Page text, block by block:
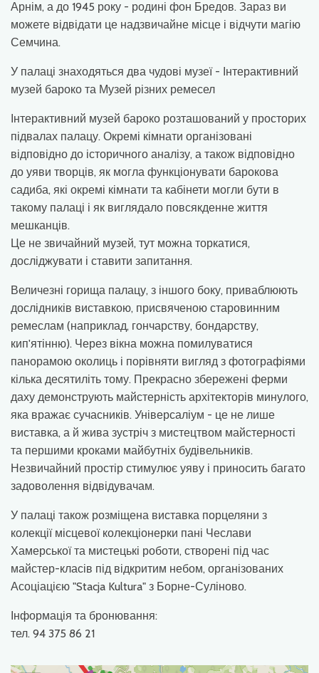
Арнім, а до 1945 року - родині фон Бредов. Зараз ви
можете відвідати це надзвичайне місце і відчути магію
Семчина.
У палаці знаходяться два чудові музеї - Інтерактивний
музей бароко та Музей різних ремесел
Інтерактивний музей бароко розташований у просторих
підвалах палацу. Окремі кімнати організовані
відповідно до історичного аналізу, а також відповідно
до уяви творців, як могла функціонувати барокова
садиба, які окремі кімнати та кабінети могли бути в
такому палаці і як виглядало повсякденне життя
мешканців.
Це не звичайний музей, тут можна торкатися,
досліджувати і ставити запитання.
Величезні горища палацу, з іншого боку, приваблюють
дослідників виставкою, присвяченою старовинним
ремеслам (наприклад, гончарству, бондарству,
кип'ятінню). Через вікна можна помилуватися
панорамою околиць і порівняти вигляд з фотографіями
кілька десятиліть тому. Прекрасно збережені ферми
даху демонструють майстерність архітекторів минулого,
яка вражає сучасників. Універсаліум - це не лише
виставка, а й жива зустріч з мистецтвом майстерності
та першими кроками майбутніх будівельників.
Незвичайний простір стимулює уяву і приносить багато
задоволення відвідувачам.
У палаці також розміщена виставка порцеляни з
колекції місцевої колекціонерки пані Чеслави
Хамерської та мистецькі роботи, створені під час
майстер-класів під відкритим небом, організованих
Асоціацією "Stacja Kultura" з Борне-Суліново.
Інформація та бронювання:
тел. 94 375 86 21